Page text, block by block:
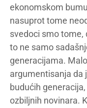
ekonomskom
nasuprot tome
svedoci smo tome,
to ne samo
generacijama.
argumentisanja da
budućih
ozbiljnih novinara.